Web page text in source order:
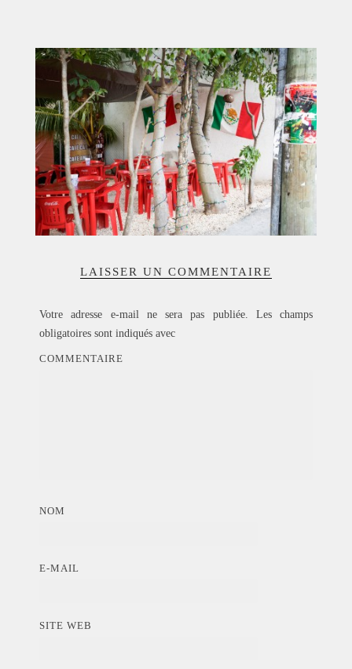
VOYAGES
LOOKBOOK
RECHERCHE
ARCHIVES
LAISSER UN COMMENTAIRE
Votre adresse e-mail ne sera pas publiée.
Les champs
obligatoires sont indiqués avec
COMMENTAIRE
NOM
E-MAIL
SITE WEB